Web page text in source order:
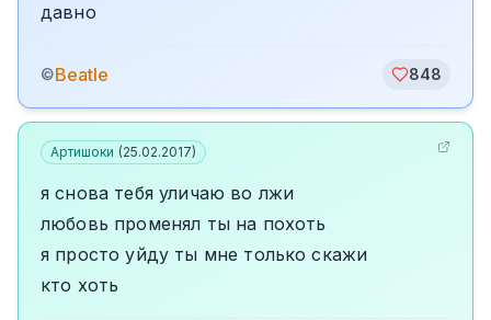
давно
©Beatle 848
Артишоки (25.02.2017)
я снова тебя уличаю во лжи
любовь променял ты на похоть
я просто уйду ты мне только скажи
кто хоть